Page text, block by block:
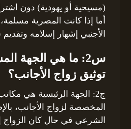
(مسيحية أو يهودية) دون
أما إذا كانت المصرية
الأجنبي إشهار إسلامه
س2: ما هي الجهة
توثيق زواج الأجانب؟
ج2: الجهة الرئيسية هي
المخصصة لزواج الأجانب،
الشرعي في حال كان الزواج